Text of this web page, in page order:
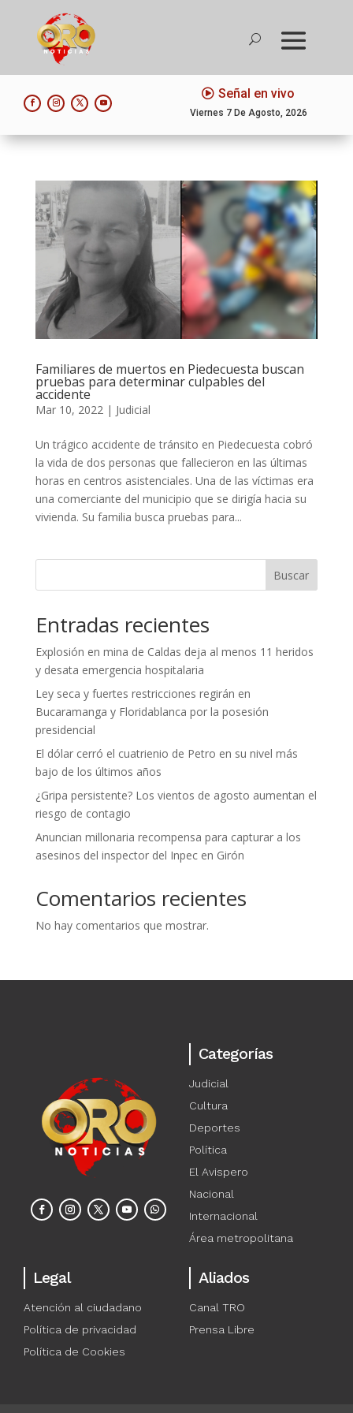
Señal en vivo
Viernes 7 De Agosto, 2026
Familiares de muertos en Piedecuesta buscan
pruebas para determinar culpables del
accidente
Mar 10, 2022| Judicial
Un trágico accidente de tránsito en Piedecuesta cobró
la vida de dos personas que fallecieron en las últimas
horas en centros asistenciales. Una de las víctimas era
una comerciante del municipio que se dirigía hacia su
vivienda. Su familia busca pruebas para...
Buscar
Entradas recientes
Explosión en mina de Caldas deja al menos 11 heridos
y desata emergencia hospitalaria
Ley seca y fuertes restricciones regirán en
Bucaramanga y Floridablanca por la posesión
presidencial
El dólar cerró el cuatrienio de Petro en su nivel más
bajo de los últimos años
¿Gripa persistente? Los vientos de agosto aumentan el
riesgo de contagio
Anuncian millonaria recompensa para capturar a los
asesinos del inspector del Inpec en Girón
Comentarios recientes
No hay comentarios que mostrar.
Categorías
Judicial
Cultura
Deportes
Política
El Avispero
Nacional
Internacional
Área metropolitana
Legal
Atención al ciudadano
Política de privacidad
Política de Cookies
Aliados
Canal TRO
Prensa Libre